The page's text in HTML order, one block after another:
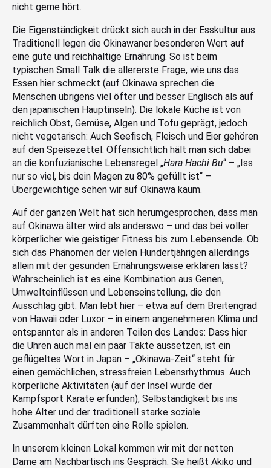
nicht gerne hört.
Die Eigenständigkeit drückt sich auch in der Esskultur aus.
Traditionell legen die Okinawaner besonderen Wert auf
eine gute und reichhaltige Ernährung. So ist beim
typischen Small Talk die allererste Frage, wie uns das
Essen hier schmeckt (auf Okinawa sprechen die
Menschen übrigens viel öfter und besser Englisch als auf
den japanischen Hauptinseln). Die lokale Küche ist von
reichlich Obst, Gemüse, Algen und Tofu geprägt, jedoch
nicht vegetarisch: Auch Seefisch, Fleisch und Eier gehören
auf den Speisezettel. Offensichtlich hält man sich dabei
an die konfuzianische Lebensregel „Hara Hachi Bu“ – „Iss
nur so viel, bis dein Magen zu 80% gefüllt ist“ –
Übergewichtige sehen wir auf Okinawa kaum.
Auf der ganzen Welt hat sich herumgesprochen, dass man
auf Okinawa älter wird als anderswo – und das bei voller
körperlicher wie geistiger Fitness bis zum Lebensende. Ob
sich das Phänomen der vielen Hundertjährigen allerdings
allein mit der gesunden Ernährungsweise erklären lässt?
Wahrscheinlich ist es eine Kombination aus Genen,
Umwelteinflüssen und Lebenseinstellung, die den
Ausschlag gibt. Man lebt hier – etwa auf dem Breitengrad
von Hawaii oder Luxor – in einem angenehmeren Klima und
entspannter als in anderen Teilen des Landes: Dass hier
die Uhren auch mal ein paar Takte aussetzen, ist ein
geflügeltes Wort in Japan – „Okinawa-Zeit“ steht für
einen gemächlichen, stressfreien Lebensrhythmus. Auch
körperliche Aktivitäten (auf der Insel wurde der
Kampfsport Karate erfunden), Selbständigkeit bis ins
hohe Alter und der traditionell starke soziale
Zusammenhalt dürften eine Rolle spielen.
In unserem kleinen Lokal kommen wir mit der netten
Dame am Nachbartisch ins Gespräch. Sie heißt Akiko und